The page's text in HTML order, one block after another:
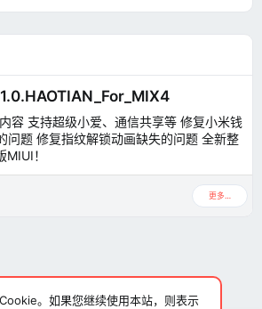
容 支持超级小爱、通信共享等 修复小米钱
问题 修复指纹解锁动画缺失的问题 全新整
！
更多…
。如果您继续使用本站，则表示